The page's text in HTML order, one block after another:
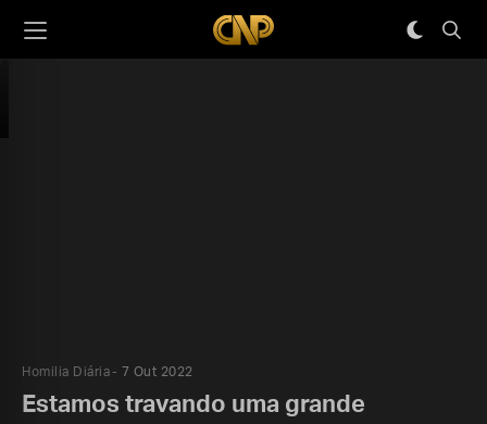
Homilia Diária 7 Out 2022
Estamos travando uma grande